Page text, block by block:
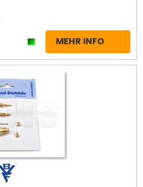
MEHR INFO